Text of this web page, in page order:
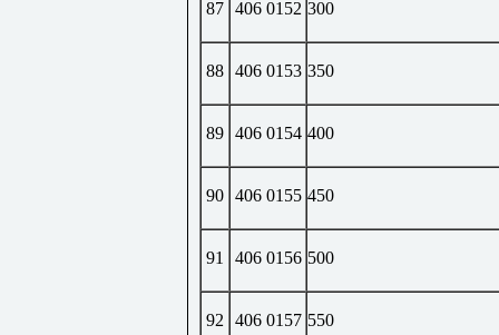
87 406 0152 300
88 406 0153 350
89 406 0154 400
90 406 0155 450
91 406 0156 500
92 406 0157 550